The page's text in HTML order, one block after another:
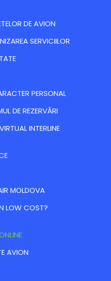
DE AVION
SERVICIILOR
PERSONAL
DE REZERVĂRI
INTERLINE
MOLDOVA
LOW COST?
AVION